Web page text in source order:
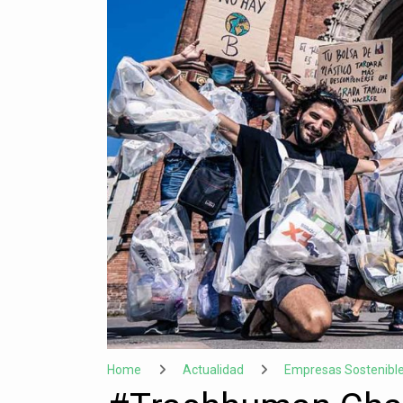
Home Actualidad Empresas